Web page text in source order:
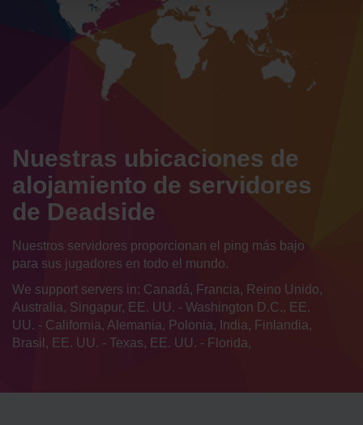
Nuestras ubicaciones de
alojamiento de servidores
de Deadside
Nuestros servidores proporcionan el ping más bajo
para sus jugadores en todo el mundo.
We support servers in: Canadá, Francia, Reino Unido,
Australia, Singapur, EE. UU. - Washington D.C., EE.
UU. - California, Alemania, Polonia, India, Finlandia,
Brasil, EE. UU. - Texas, EE. UU. - Florida,